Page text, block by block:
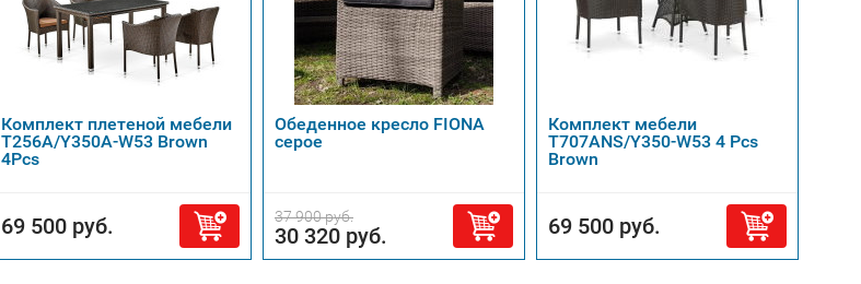
Комплект плетеной мебели
T256A/Y350A-W53 Brown
4Pcs
69 500 руб.
Обеденное кресло FIONA
серое
37 900 руб.
30 320 руб.
Комплект мебели
T707ANS/Y350-W53 4 Pcs
Brown
69 500 руб.